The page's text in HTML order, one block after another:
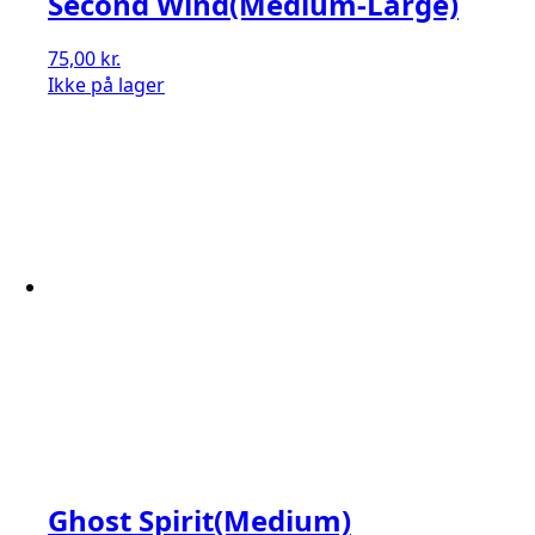
75,00 kr.
Ikke på lager
Ghost Spirit(Medium)